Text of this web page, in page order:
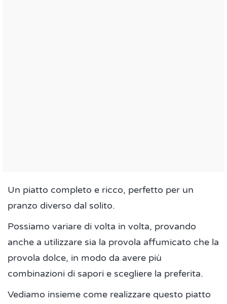
Un piatto completo e ricco, perfetto per un
pranzo diverso dal solito.
Possiamo variare di volta in volta, provando
anche a utilizzare sia la provola affumicato che la
provola dolce, in modo da avere più
combinazioni di sapori e scegliere la preferita.
Vediamo insieme come realizzare questo piatto